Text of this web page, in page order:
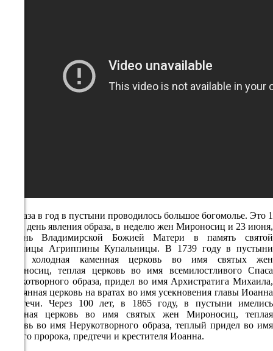
09.08
15:00
23.2°
758
48%
3.4
302°
Три раза в год в пустыни проводилось большое богомолье. Это 1
мая, в день явления образа, в неделю жен Мироносиц и 23 июня,
в день Владимирской Божией Матери в память святой
мученицы Агриппины Купальницы. В 1739 году в пустыни
были холодная каменная церковь во имя святых жен
Мироносиц, теплая церковь во имя всемилостливого Спаса
Нерукотворного образа, придел во имя Архистратига Михаила,
деревянная церковь на вратах во имя усекновения главы Иоанна
Предтечи. Через 100 лет, в 1865 году, в пустыни имелись
холодная церковь во имя святых жен Мироносиц, теплая
церковь во имя Нерукотворного образа, теплый придел во имя
святого пророка, предтечи и крестителя Иоанна.